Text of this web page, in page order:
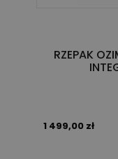
RZEPAK
1 499,00 zł